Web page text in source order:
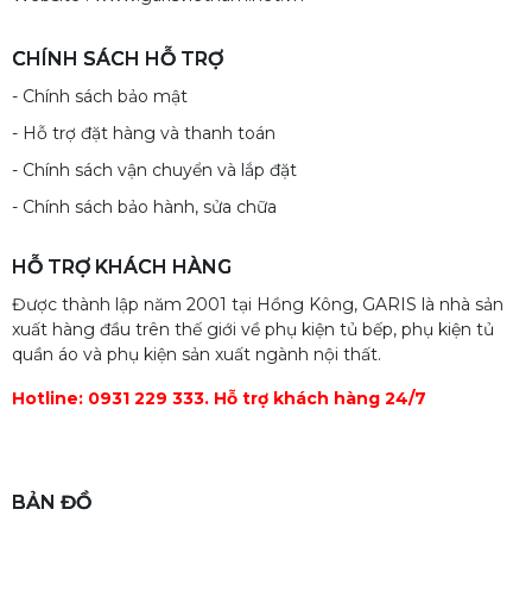
CHÍNH SÁCH HỖ TRỢ
- Chính sách bảo mật
- Hỗ trợ đặt hàng và thanh toán
- Chính sách vận chuyển và lắp đặt
- Chính sách bảo hành, sửa chữa
HỖ TRỢ KHÁCH HÀNG
Được thành lập năm 2001 tại Hồng Kông, GARIS là nhà sản
xuất hàng đầu trên thế giới về phụ kiện tủ bếp, phụ kiện tủ
quần áo và phụ kiện sản xuất ngành nội thất.
Hotline: 0931 229 333. Hỗ trợ khách hàng 24/7
BẢN ĐỒ